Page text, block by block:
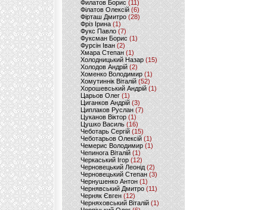
Филатов Борис (11)
Філатов Олексій (6)
Фірташ Дмитро (28)
Фріз Ірина (1)
Фукс Павло (7)
Фуксман Борис (1)
Фурсін Іван (2)
Хмара Степан(1)
Холодницький Назар(15)
Холодов Андрій (2)
Хоменко Володимир (1)
Хомутиннік Віталій (52)
Хорошевський Андрій (1)
Царьов Олег (1)
Циганков Андрій (3)
Циплаков Руслан(7)
Цуканов Віктор (1)
Цушко Василь (16)
Чеботарь Сергій (15)
Чеботарьов Олексій (1)
Чемерис Володимир (1)
Чепинога Віталій (1)
Черкаський Ігор (12)
Черновецький Леонід(2)
Черновецький Степан (3)
Чернушенко Антон (1)
Чернявський Дмитро(11)
Черняк Євген(12)
Черняховський Віталій (1)